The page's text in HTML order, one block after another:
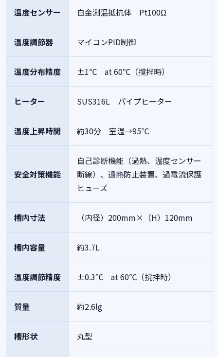
温度センサー 白金測温抵抗体 Pt100Ω
温度調節器 マイコンPID制御
温度分布精度 ±1℃ at 60℃（撹拌時）
ヒーター SUS316L パイプヒーター
温度上昇時間 約30分 室温→95℃
安全対策機能
自己診断機能（過熱、温度センサー
断線）、過熱防止装置、過電流保護
ヒューズ
槽内寸法 （内径）200mm×（H）120mm
槽内容量 約3.7L
温度調節精度 ±0.3℃ at 60℃（撹拌時）
質量 約2.6lg
槽形状 丸型